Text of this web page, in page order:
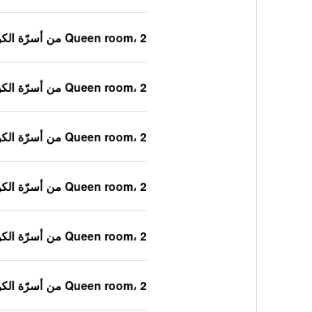
Queen room، 2 من أسرّة الكوين
Queen room، 2 من أسرّة الكوين
Queen room، 2 من أسرّة الكوين
Queen room، 2 من أسرّة الكوين
Queen room، 2 من أسرّة الكوين
Queen room، 2 من أسرّة الكوين